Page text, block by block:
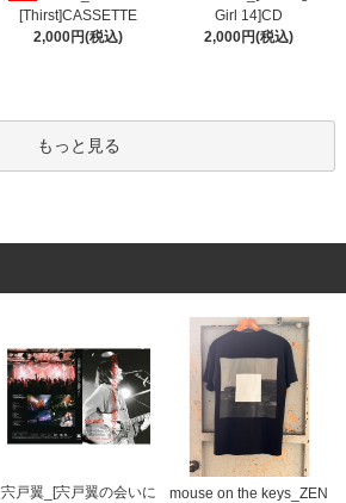
[Thirst]CASSETTE
2,000円(税込)
Girl 14]CD
2,000円(税込)
もっと見る
宍戸翼_[宍戸翼の会いに
mouse on the keys_ZEN